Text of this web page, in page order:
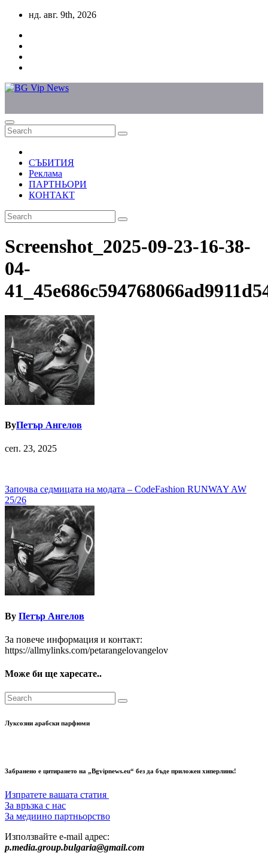
Skip
content
нд. авг. 9th, 2026
СЪБИТИЯ
Реклама
ПАРТНЬОРИ
КОНТАКТ
Screenshot_2025-09-23-16-38-
04-
ByПетър Ангелов
сеп. 23, 2025
Навигация
Започва седмицата на модата – CodeFashion RUNWAY AW
25/26
By Петър Ангелов
За повече информация и контакт:
https://allmylinks.com/petarangelovangelov
Може би ще харесате..
Луксозни арабски парфюми
Забранено е цитирането на „Bgvipnews.eu“ без да бъде приложен хиперлинк!
Изпратете вашата статия
За връзка с нас
За медиино партньорство
Използвайте e-mail адрес:
p.media.group.bulgaria@gmail.com